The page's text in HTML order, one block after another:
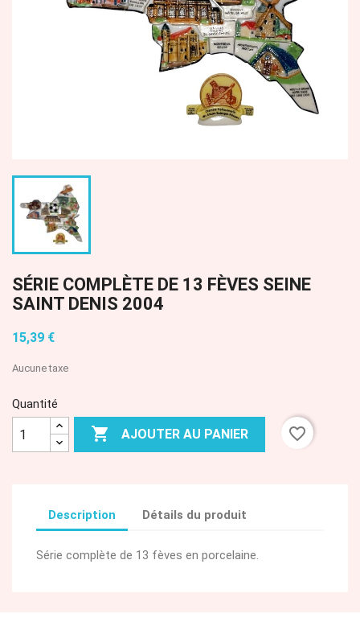
SÉRIE COMPLÈTE DE 13 FÈVES SEINE
SAINT DENIS 2004
15,39 €
Aucune taxe
Quantité
 AJOUTER AU PANIER favorite_border
Description Détails du produit
Série complète de 13 fèves en porcelaine.